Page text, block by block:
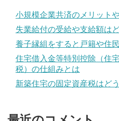
小規模企業共済のメリット
失業給付の受給や支給額は
養子縁組をすると戸籍や住
住宅借入金等特別控除（住
税）の仕組みとは
新築住宅の固定資産税はど